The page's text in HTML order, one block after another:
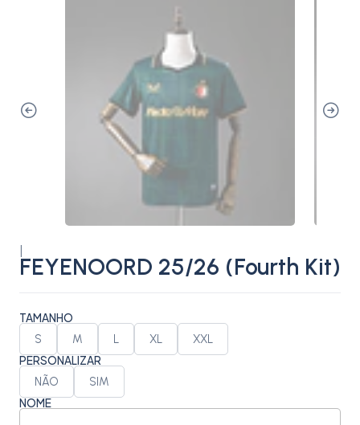
FEYENOORD 25/26 (Fourth Kit)
TAMANHO
S M L XL XXL
PERSONALIZAR
NÃO SIM
NOME